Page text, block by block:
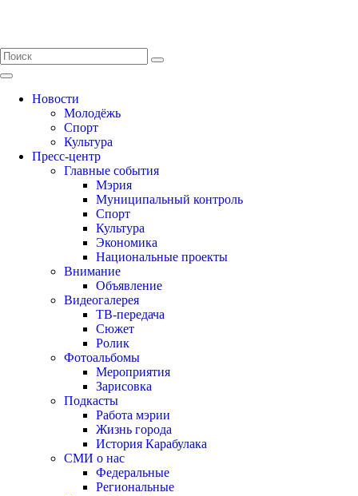
Новости
Молодёжь
Спорт
Культура
Пресс-центр
Главные события
Мэрия
Муниципальный контроль
Спорт
Культура
Экономика
Национальные проекты
Внимание
Объявление
Видеогалерея
ТВ-передача
Сюжет
Ролик
Фотоальбомы
Мероприятия
Зарисовка
Подкасты
Работа мэрии
Жизнь города
История Карабулака
СМИ о нас
Федеральные
Региональные